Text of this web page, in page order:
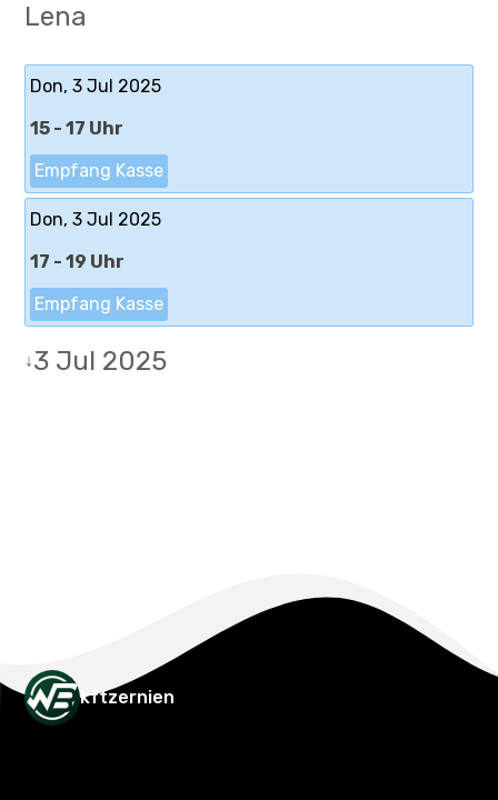
Lena
Don, 3 Jul 2025
15 - 17 Uhr
Empfang Kasse
Don, 3 Jul 2025
17 - 19 Uhr
Empfang Kasse
↓3 Jul 2025
kftzernien